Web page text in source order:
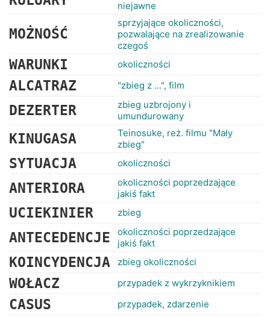
niejawne
MOŻNOŚĆ
sprzyjające okoliczności,
pozwalające na zrealizowanie
czegoś
WARUNKI okoliczności
ALCATRAZ "zbieg z ...", film
DEZERTER
zbieg uzbrojony i
umundurowany
KINUGASA
Teinosuke, reż. filmu "Mały
zbieg"
SYTUACJA okoliczności
ANTERIORA
okoliczności poprzedzające
jakiś fakt
UCIEKINIER zbieg
ANTECEDENCJE
okoliczności poprzedzające
jakiś fakt
KOINCYDENCJA zbieg okoliczności
WOŁACZ przypadek z wykrzyknikiem
CASUS przypadek, zdarzenie